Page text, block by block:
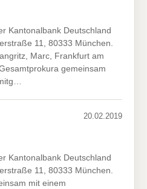
Kantonalbank Deutschland
11, 80333 München.
Marc, Frankfurt am
gemeinsam
20.02.2019
Kantonalbank Deutschland
11, 80333 München.
mit einem